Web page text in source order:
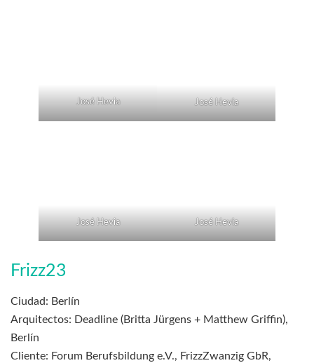
José Hevia José Hevia
José Hevia José Hevia
Frizz23
Ciudad: Berlín
Arquitectos: Deadline (Britta Jürgens + Matthew Griffin),
Berlín
Cliente: Forum Berufsbildung e.V., FrizzZwanzig GbR,